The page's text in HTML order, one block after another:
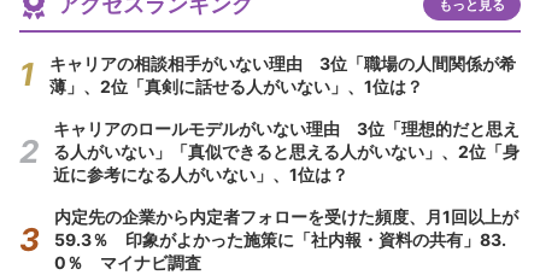
もっと見る
キャリアの相談相手がいない理由 3位「職場の人間関係が希
薄」、2位「真剣に話せる人がいない」、1位は？
キャリアのロールモデルがいない理由 3位「理想的だと思え
る人がいない」「真似できると思える人がいない」、2位「身
近に参考になる人がいない」、1位は？
内定先の企業から内定者フォローを受けた頻度、月1回以上が
59.3％ 印象がよかった施策に「社内報・資料の共有」83.
0％ マイナビ調査